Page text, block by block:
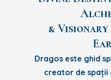
&
Dragos este ghid
creator de spații